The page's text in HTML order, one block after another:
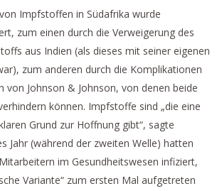
Impfstoffen in Südafrika wurde
zum einen durch die Verweigerung des
aus Indien (als dieses mit seiner eigenen
zum anderen durch die Komplikationen
von Johnson & Johnson, von denen beide
können. Impfstoffe sind „die eine
Grund zur Hoffnung gibt“, sagte
Jahr (während der zweiten Welle) hatten
im Gesundheitswesen infiziert,
Variante“ zum ersten Mal aufgetreten